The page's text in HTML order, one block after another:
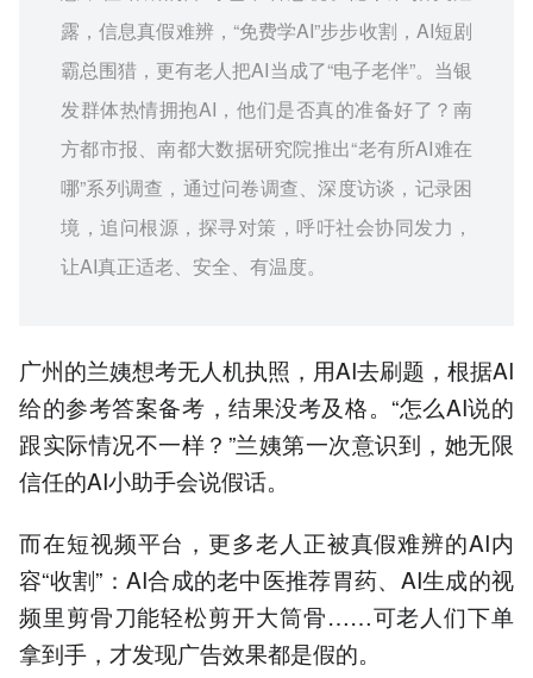
露，信息真假难辨，“免费学AI”步步收割，AI短剧
霸总围猎，更有老人把AI当成了“电子老伴”。当银
发群体热情拥抱AI，他们是否真的准备好了？南
方都市报、南都大数据研究院推出“老有所AI难在
哪”系列调查，通过问卷调查、深度访谈，记录困
境，追问根源，探寻对策，呼吁社会协同发力，
让AI真正适老、安全、有温度。
广州的兰姨想考无人机执照，用AI去刷题，根据AI
给的参考答案备考，结果没考及格。“怎么AI说的
跟实际情况不一样？”兰姨第一次意识到，她无限
信任的AI小助手会说假话。
而在短视频平台，更多老人正被真假难辨的AI内
容“收割”：AI合成的老中医推荐胃药、AI生成的视
频里剪骨刀能轻松剪开大筒骨……可老人们下单
拿到手，才发现广告效果都是假的。